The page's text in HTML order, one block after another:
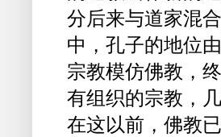
分后来与道家混
中，孔子的地位
宗教模仿佛教，
有组织的宗教，
在这以前，佛教